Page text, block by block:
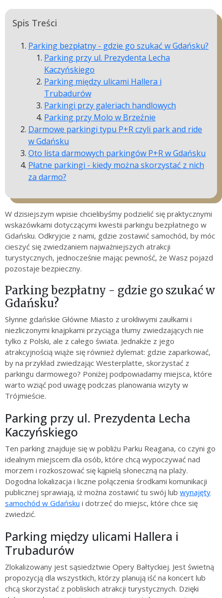
Spis Treści
Parking bezpłatny - gdzie go szukać w Gdańsku?
Parking przy ul. Prezydenta Lecha
Kaczyńskiego
Parking między ulicami Hallera i
Trubadurów
Parkingi przy galeriach handlowych
Parking przy Molo w Brzeźnie
Darmowe parkingi typu P+R czyli park and ride
w Gdańsku
Oto lista darmowych parkingów P+R w Gdańsku
Płatne parkingi - kiedy można skorzystać z nich
za darmo?
W dzisiejszym wpisie chcielibyśmy podzielić się praktycznymi
wskazówkami dotyczącymi kwestii parkingu bezpłatnego w
Gdańsku. Odkryjcie z nami, gdzie zostawić samochód, by móc
cieszyć się zwiedzaniem najważniejszych atrakcji
turystycznych, jednocześnie mając pewność, że Wasz pojazd
pozostaje bezpieczny.
Parking bezpłatny - gdzie go szukać w
Gdańsku?
Słynne gdańskie Główne Miasto z urokliwymi zaułkami i
niezliczonymi knajpkami przyciąga tłumy zwiedzających nie
tylko z Polski, ale z całego świata. Jednakże z jego
atrakcyjnością wiąże się również dylemat: gdzie zaparkować,
by na przykład zwiedzając Westerplatte, skorzystać z
parkingu darmowego? Poniżej podpowiadamy miejsca, które
warto wziąć pod uwagę podczas planowania wizyty w
Trójmieście.
Parking przy ul. Prezydenta Lecha
Kaczyńskiego
Ten parking znajduje się w pobliżu Parku Reagana, co czyni go
idealnym miejscem dla osób, które chcą wypoczywać nad
morzem i rozkoszować się kąpielą słoneczną na plaży.
Dogodna lokalizacja i liczne połączenia środkami komunikacji
publicznej sprawiają, iż można zostawić tu swój lub wynajęty
samochód w Gdańsku i dotrzeć do miejsc, które chce się
zwiedzić.
Parking między ulicami Hallera i
Trubadurów
Zlokalizowany jest sąsiedztwie Opery Bałtyckiej. Jest świetną
propozycją dla wszystkich, którzy planują iść na koncert lub
chcą skorzystać z pobliskich atrakcji turystycznych. Dzięki